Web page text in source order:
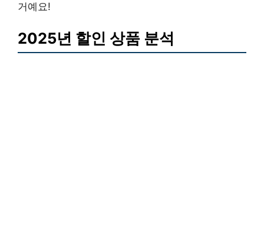
거예요!
2025년 할인 상품 분석